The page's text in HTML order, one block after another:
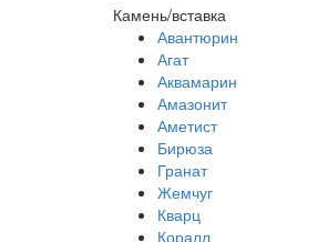
Камень/вставка
Авантюрин
Агат
Аквамарин
Амазонит
Аметист
Бирюза
Гранат
Жемчуг
Кварц
Коралл